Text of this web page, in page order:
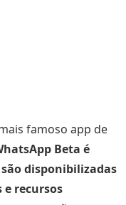
famoso app de
Beta é
disponibilizadas
recursos